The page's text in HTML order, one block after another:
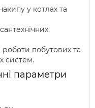
у котлах та
побутових та
систем.
параметри